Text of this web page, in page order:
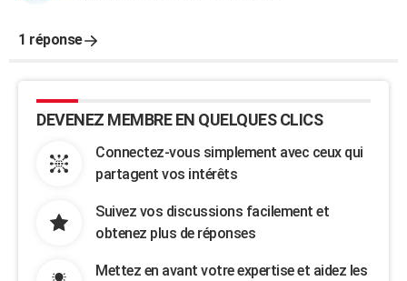
1 réponse
DEVENEZ MEMBRE EN QUELQUES CLICS
Connectez-vous simplement avec ceux qui
partagent vos intérêts
Suivez vos discussions facilement et
obtenez plus de réponses
Mettez en avant votre expertise et aidez les